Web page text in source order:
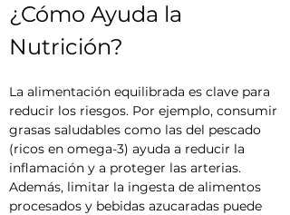
¿Cómo Ayuda la
Nutrición?
La alimentación equilibrada es clave para
reducir los riesgos. Por ejemplo, consumir
grasas saludables como las del pescado
(ricos en omega-3) ayuda a reducir la
inflamación y a proteger las arterias.
Además, limitar la ingesta de alimentos
procesados y bebidas azucaradas puede